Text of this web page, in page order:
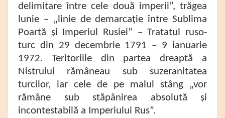
delimitare între cele două imperii”, trăgea
lunie – „linie de demarcație între Sublima
Poartă și Imperiul Rusiei” – Tratatul ruso-
turc din 29 decembrie 1791 – 9 ianuarie
1972. Teritoriile din partea dreaptă a
Nistrului rămâneau sub suzeranitatea
turcilor, iar cele de pe malul stâng „vor
rămâne sub stăpânirea absolută și
incontestabilă a Imperiului Rus”.